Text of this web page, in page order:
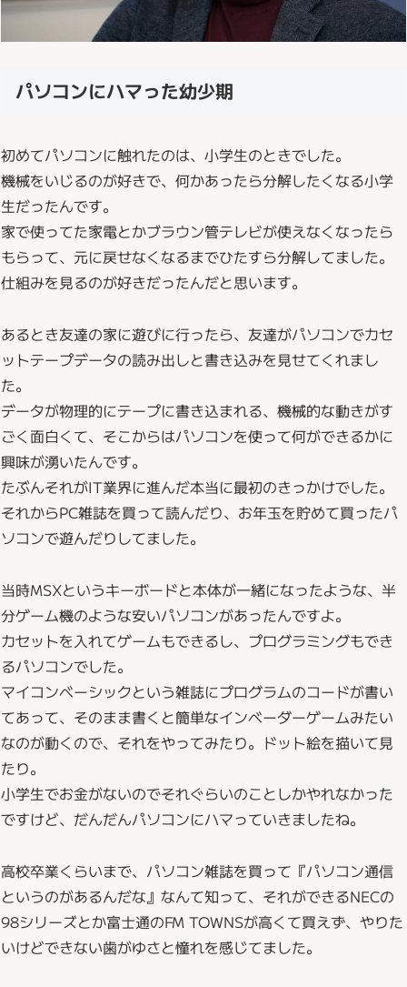
パソコンにハマった幼少期
初めてパソコンに触れたのは、小学生のときでした。
機械をいじるのが好きで、何かあったら分解したくなる小学
生だったんです。
家で使ってた家電とかブラウン管テレビが使えなくなったら
もらって、元に戻せなくなるまでひたすら分解してました。
仕組みを見るのが好きだったんだと思います。
あるとき友達の家に遊びに行ったら、友達がパソコンでカセ
ットテープデータの読み出しと書き込みを見せてくれまし
た。
データが物理的にテープに書き込まれる、機械的な動きがす
ごく面白くて、そこからはパソコンを使って何ができるかに
興味が湧いたんです。
たぶんそれがIT業界に進んだ本当に最初のきっかけでした。
それからPC雑誌を買って読んだり、お年玉を貯めて買ったパ
ソコンで遊んだりしてました。
当時MSXというキーボードと本体が一緒になったような、半
分ゲーム機のような安いパソコンがあったんですよ。
カセットを入れてゲームもできるし、プログラミングもでき
るパソコンでした。
マイコンベーシックという雑誌にプログラムのコードが書い
てあって、そのまま書くと簡単なインベーダーゲームみたい
なのが動くので、それをやってみたり。ドット絵を描いて見
たり。
小学生でお金がないのでそれぐらいのことしかやれなかった
ですけど、だんだんパソコンにハマっていきましたね。
高校卒業くらいまで、パソコン雑誌を買って『パソコン通信
というのがあるんだな』なんて知って、それができるNECの
98シリーズとか富士通のFM TOWNSが高くて買えず、やりた
いけどできない歯がゆさと憧れを感じてました。